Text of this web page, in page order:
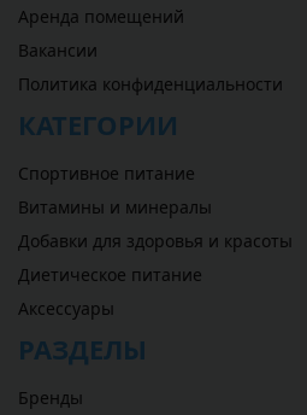
Аренда помещений
Вакансии
Политика конфиденциальности
КАТЕГОРИИ
Спортивное питание
Витамины и минералы
Добавки для здоровья и красоты
Диетическое питание
Аксессуары
РАЗДЕЛЫ
Бренды